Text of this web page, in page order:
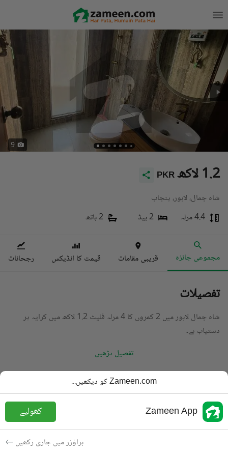
9
PKR 1.2 لاکھ
شاہ جمال، لاہور، پنجاب
4.4 مرلہ
2 بیڈ 2 باتھ
مجموعی جائزہ قریبی مقامات قیمت کا انڈیکس رجحانات
تفصیلات
شاہ جمال لاہور میں 2 کمروں کا 4 مرلہ فلیٹ 1.2 لاکھ میں کرایہ پر
دستیاب ہے۔
تفصیل پڑھیں
فلیٹ
قیمت
PKR
1.2 لاکھ
باتھ
رقبہ
4.4 مرلہ
کرایہ پر دستیاب
Zameen.com کو دیکھیں...
Zameen App کھولیے
براؤزر میں جاری رکھیں